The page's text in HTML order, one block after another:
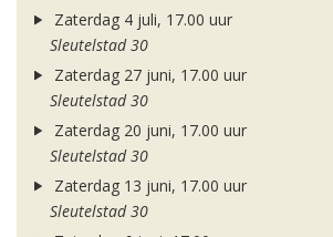
Zaterdag 4 juli, 17.00 uur
Sleutelstad 30
Zaterdag 27 juni, 17.00 uur
Sleutelstad 30
Zaterdag 20 juni, 17.00 uur
Sleutelstad 30
Zaterdag 13 juni, 17.00 uur
Sleutelstad 30